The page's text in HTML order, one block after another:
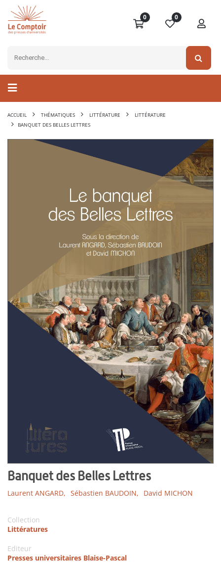
0 0
ACCUEIL THÉMATIQUES LITTÉRATURE
LITTÉRATURE
BANQUET DES BELLES LETTRES
Banquet des Belles Lettres
Laurent ANGARD, Sébastien BAUDOIN, David MICHON
Collection
Littératures
Editeur
Presses universitaires Blaise-Pascal